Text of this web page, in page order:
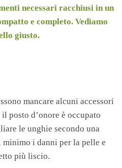
necessari racchiusi in un
e completo. Vediamo
giusto.
mancare alcuni accessori
posto d’onore è occupato
le unghie secondo una
i danni per la pelle e
più liscio.